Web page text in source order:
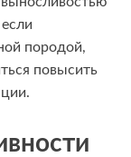
породой,
повысить